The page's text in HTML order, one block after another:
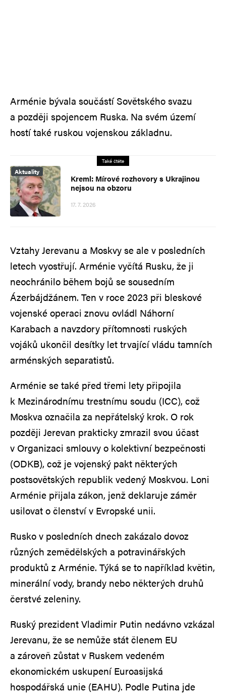
Arménie bývala součástí Sovětského svazu
a později spojencem Ruska. Na svém území
hostí také ruskou vojenskou základnu.
Také čtěte
Aktuality
Kreml: Mírové rozhovory s Ukrajinou
nejsou na obzoru
17. 7. 2026
Vztahy Jerevanu a Moskvy se ale v posledních
letech vyostřují. Arménie vyčítá Rusku, že ji
neochránilo během bojů se sousedním
Ázerbájdžánem. Ten v roce 2023 při bleskové
vojenské operaci znovu ovládl Náhorní
Karabach a navzdory přítomnosti ruských
vojáků ukončil desítky let trvající vládu tamních
arménských separatistů.
Arménie se také před třemi lety připojila
k Mezinárodnímu trestnímu soudu (ICC), což
Moskva označila za nepřátelský krok. O rok
později Jerevan prakticky zmrazil svou účast
v Organizaci smlouvy o kolektivní bezpečnosti
(ODKB), což je vojenský pakt některých
postsovětských republik vedený Moskvou. Loni
Arménie přijala zákon, jenž deklaruje záměr
usilovat o členství v Evropské unii.
Rusko v posledních dnech zakázalo dovoz
různých zemědělských a potravinářských
produktů z Arménie. Týká se to například květin,
minerální vody, brandy nebo některých druhů
čerstvé zeleniny.
Ruský prezident Vladimir Putin nedávno vzkázal
Jerevanu, že se nemůže stát členem EU
a zároveň zůstat v Ruskem vedeném
ekonomickém uskupení Euroasijská
hospodářská unie (EAHU). Podle Putina jde